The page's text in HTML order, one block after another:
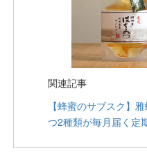
関連記事
【蜂蜜のサブスク】
つ2種類が毎月届く定